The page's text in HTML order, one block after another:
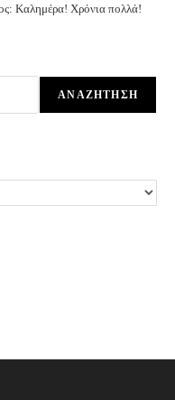
Καλημέρα! Χρόνια πολλά!
ΑΝΑΖΉΤΗΣΗ